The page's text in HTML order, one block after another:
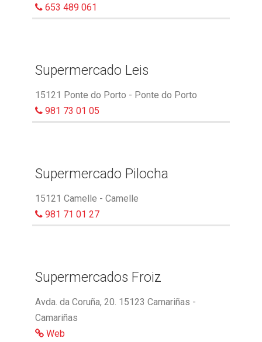
653 489 061
Supermercado Leis
15121 Ponte do Porto - Ponte do Porto
981 73 01 05
Supermercado Pilocha
15121 Camelle - Camelle
981 71 01 27
Supermercados Froiz
Avda. da Coruña, 20. 15123 Camariñas -
Camariñas
Web